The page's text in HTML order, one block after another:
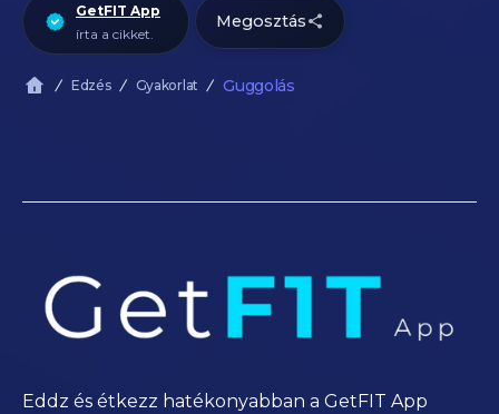
Eddz és étkezz hatékonyabban a GetFIT App
GetFIT App
írta a cikket.
Megosztás
Edzés Gyakorlat Guggolás